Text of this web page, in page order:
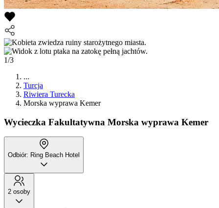
1/3
...
Turcja
Riwiera Turecka
Morska wyprawa Kemer
Wycieczka Fakultatywna Morska wyprawa Kemer
Odbiór: Ring Beach Hotel
2 osoby